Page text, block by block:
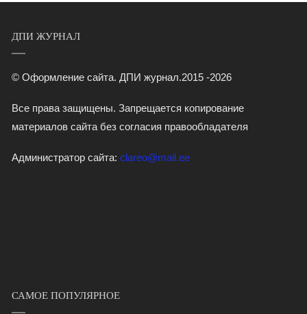
ДПИ ЖУРНАЛ
© Оформление сайта. ДПИ журнал.2015 -2026
Все права защищены. Запрещается копирование
материалов сайта без согласия правообладателя
Администратор сайта: clareo@mail.ee
САМОЕ ПОПУЛЯРНОЕ